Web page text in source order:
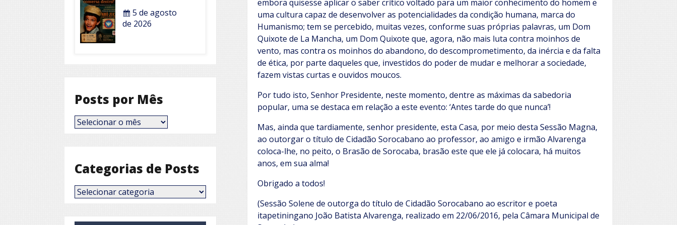
embora quisesse aplicar o saber crítico voltado para um maior conhecimento do homem e
uma cultura capaz de desenvolver as potencialidades da condição humana, marca do
Humanismo; tem se percebido, muitas vezes, conforme suas próprias palavras, um Dom
Quixote de La Mancha, um Dom Quixote que, agora, não mais luta contra moinhos de
vento, mas contra os moinhos do abandono, do descomprometimento, da inércia e da falta
de ética, por parte daqueles que, investidos do poder de mudar e melhorar a sociedade,
fazem vistas curtas e ouvidos moucos.
Por tudo isto, Senhor Presidente, neste momento, dentre as máximas da sabedoria
popular, uma se destaca em relação a este evento: ‘Antes tarde do que nunca’!
Mas, ainda que tardiamente, senhor presidente, esta Casa, por meio desta Sessão Magna,
ao outorgar o título de Cidadão Sorocabano ao professor, ao amigo e irmão Alvarenga
coloca-lhe, no peito, o Brasão de Sorocaba, brasão este que ele já colocara, há muitos
anos, em sua alma!
Obrigado a todos!
(Sessão Solene de outorga do título de Cidadão Sorocabano ao escritor e poeta
itapetiningano João Batista Alvarenga, realizado em 22/06/2016, pela Câmara Municipal de
5 de agosto
de 2026
Posts por Mês
Posts
por
Categorias de Posts
Categorias
de